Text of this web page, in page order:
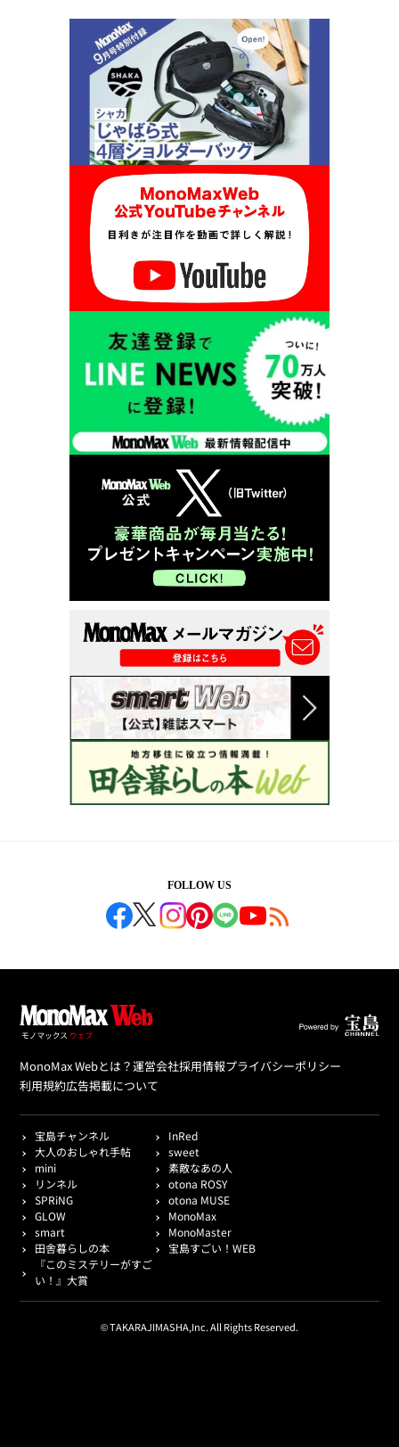
FOLLOW US
MonoMax Webとは？運営会社採用情報プライバシーポリシー
利用規約広告掲載について
宝島チャンネル
InRed
大人のおしゃれ手帖
sweet
mini
素敵なあの人
リンネル
otona ROSY
SPRiNG
otona MUSE
GLOW
MonoMax
smart
MonoMaster
田舎暮らしの本
宝島すごい！WEB
『このミステリーがすご
い！』大賞
© TAKARAJIMASHA,Inc. All Rights Reserved.